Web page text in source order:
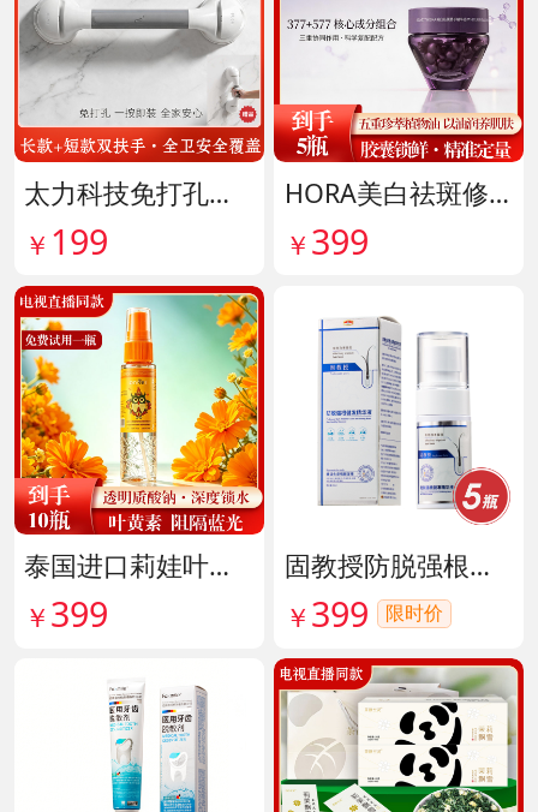
太力科技免打孔多功能能安全扶手 货号142101
￥ 199
HORA美白祛斑修护精华油 货号141999
￥ 399
泰国进口莉娃叶黄素精华护眼液 货号142036
￥ 399
固教授防脱强根健发精华液 货号141187
￥ 399 限时价